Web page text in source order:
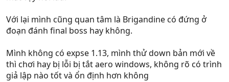
Với lại mình cũng quan tâm là Brigandine có đứng ở
đoạn đánh final boss hay không.
Mình không có expse 1.13, mình thử down bản mới về
thì chơi hay bị lỗi bị tắt aero windows, không rõ có trình
giả lập nào tốt và ổn định hơn không